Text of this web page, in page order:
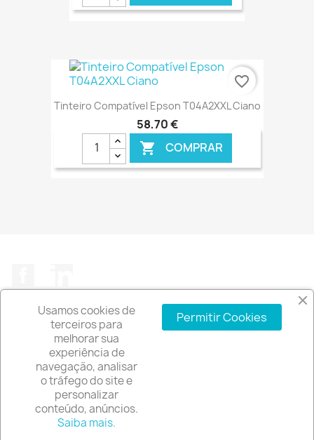
€ ONLINE
Tinteiro Compatível Epson T04A2XXL Ciano
58,70 €
 COMPRAR
favorite_border
A EMPRESA
INFORMAÇÃO DA LOJA
© 2026 - Software de comércio eletrónico por
Usamos cookies de
terceiros para
melhorar sua
experiência de
navegação, analisar
o tráfego do site e
personalizar
conteúdo, anúncios.
Saiba mais.
Permitir Cookies